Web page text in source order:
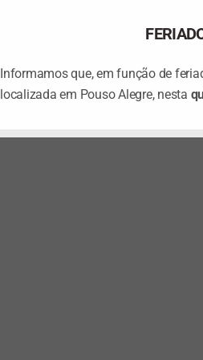
Informamos que, em função de
localizada em Pouso Alegre, nesta